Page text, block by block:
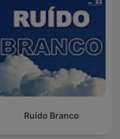
Ruído Branco